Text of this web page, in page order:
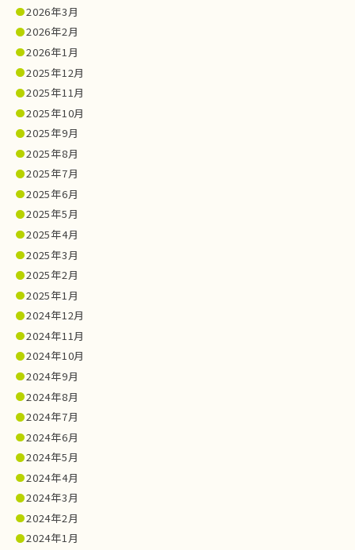
2026年3月
2026年2月
2026年1月
2025年12月
2025年11月
2025年10月
2025年9月
2025年8月
2025年7月
2025年6月
2025年5月
2025年4月
2025年3月
2025年2月
2025年1月
2024年12月
2024年11月
2024年10月
2024年9月
2024年8月
2024年7月
2024年6月
2024年5月
2024年4月
2024年3月
2024年2月
2024年1月